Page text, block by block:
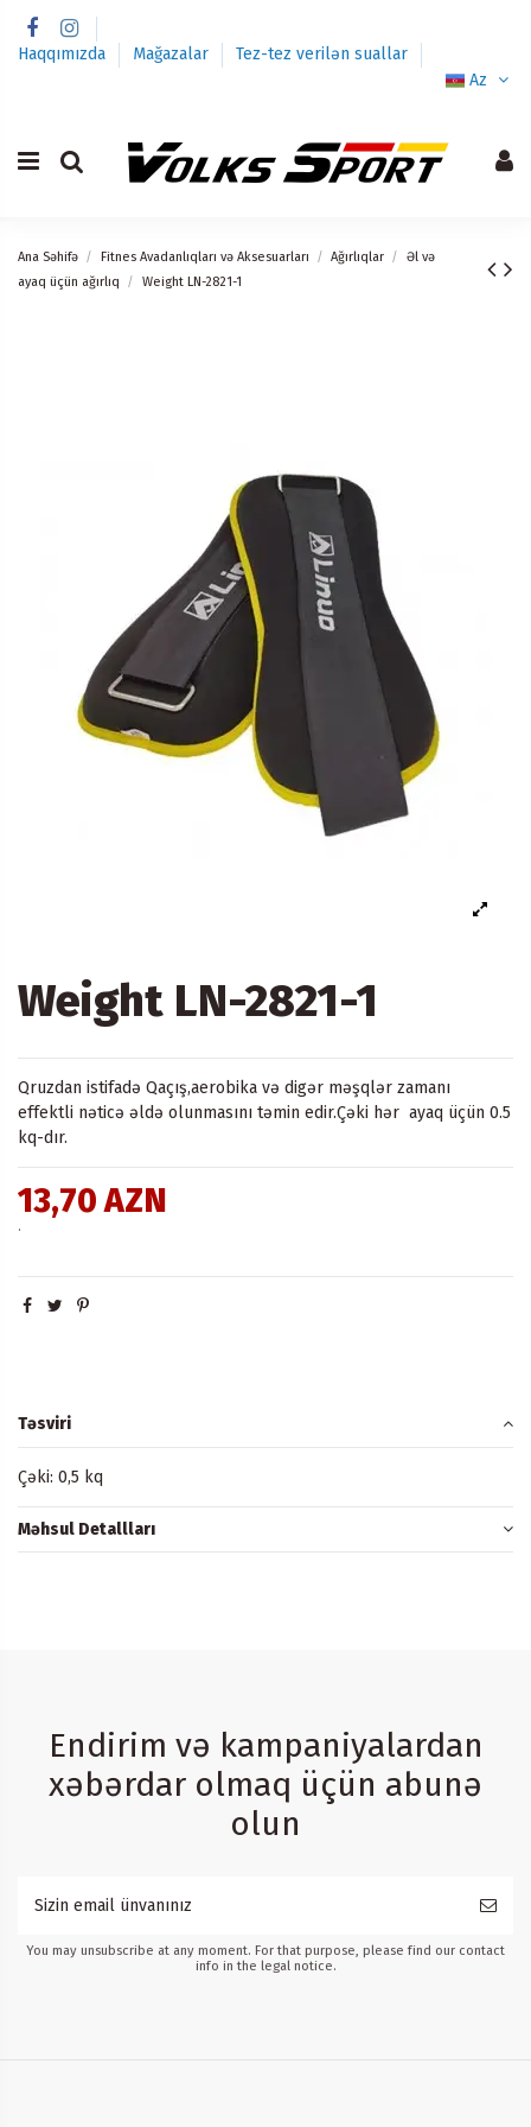
Haqqımızda Mağazalar
Tez-tez verilən suallar
Az
Ana Səhifə Fitnes Avadanlıqları və Aksesuarları Ağırlıqlar
Əl və
ayaq üçün ağırlıq
Weight LN-2821-1
Weight LN-2821-1
Qruzdan istifadə Qaçış,aerobika və digər məşqlər zamanı
effektli nəticə əldə olunmasını təmin edir.Çəki hər ayaq üçün 0.5
kq-dır.
13,70 AZN
.
Təsviri
Çəki: 0,5 kq
Məhsul Detallları
Endirim və kampaniyalardan
xəbərdar olmaq üçün abunə
olun
You may unsubscribe at any moment. For that purpose, please find our contact
info in the legal notice.